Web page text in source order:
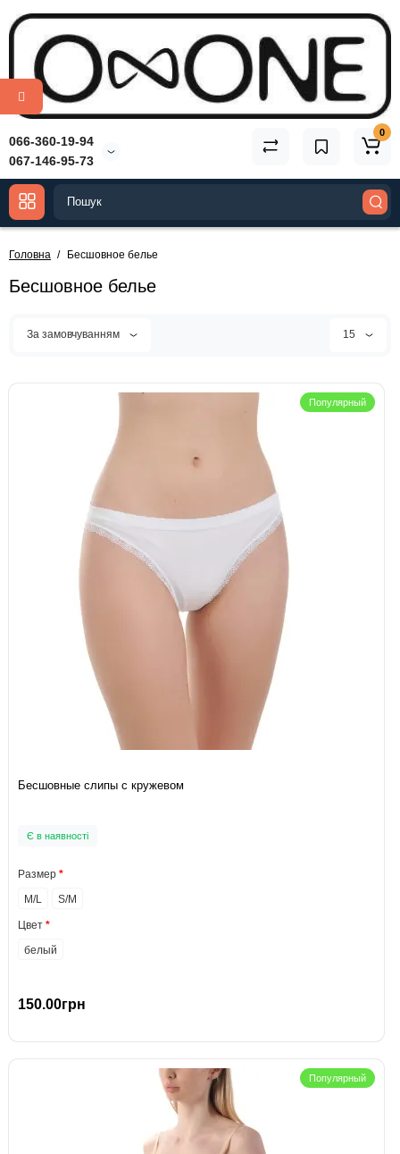
066-360-19-94
067-146-95-73
0
Головна Бесшовное белье
Бесшовное белье
За замовчуванням 15
Популярный
Бесшовные слипы с кружевом
Є в наявності
Размер
M/L
S/M
Цвет
белый
150.00грн
Популярный